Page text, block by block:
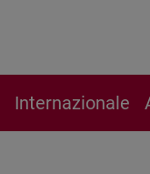
Internazionale